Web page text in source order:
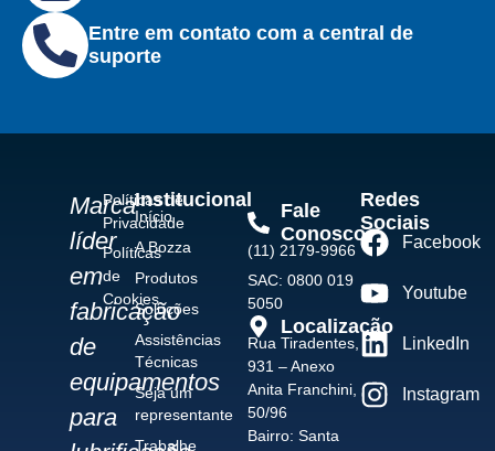
Entre em contato com a central de
suporte
Marca
líder
em
fabricação
de
equipamentos
para
Políticas de
Privacidade
Políticas
de
Cookies
Institucional
Início
A Bozza
Produtos
Soluções
Assistências
Técnicas
Seja um
representante
Trabalhe
Localização
Rua Tiradentes,
931 – Anexo
Anita Franchini,
50/96
Bairro: Santa
Fale
Conosco
(11) 2179-9966
SAC: 0800 019
5050
Redes
Sociais
Facebook
Youtube
LinkedIn
Instagram